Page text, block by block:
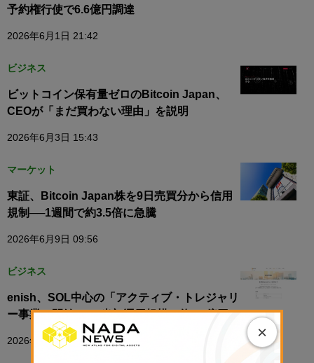
予約権行使で6.6億円調達
2026年6月1日 21:42
ビジネス
ビットコイン保有量ゼロのBitcoin Japan、
CEOが「まだ買わない理由」を説明
2026年6月3日 15:43
マーケット
東証、Bitcoin Japan株を9日売買分から信用
規制──1週間で約3.5倍に急騰
2026年6月9日 09:56
ビジネス
enish、SOL中心の「アクティブ・トレジャリ
ー事業」開始へ──当初運用規模は約7.2億円
2026年6月4日 12:24 ×